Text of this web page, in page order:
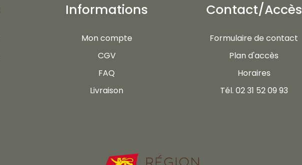
Informations
Mon compte
CGV
FAQ
Livraison
Contact/Accès
Formulaire de contact
Plan d'accès
Horaires
Tél. 02 31 52 09 93